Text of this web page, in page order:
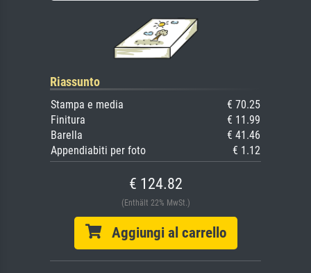
Riassunto
Stampa e media
€ 70.25
Finitura
€ 11.99
Barella
€ 41.46
Appendiabiti per foto
€ 1.12
€ 124.82
(Enthält 22% MwSt.)
Aggiungi al carrello